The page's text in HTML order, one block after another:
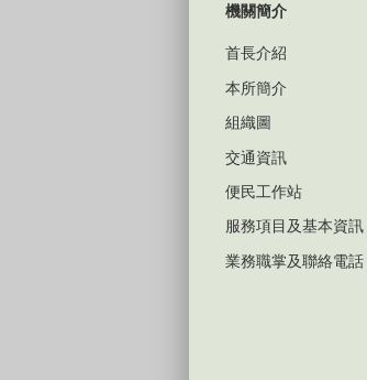
機關簡介
首長介紹
本所簡介
組織圖
交通資訊
便民工作站
服務項目及基本資訊
業務職掌及聯絡電話